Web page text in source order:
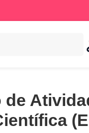
de